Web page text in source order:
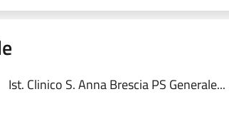
Ist. Clinico S. Anna Brescia PS Generale...